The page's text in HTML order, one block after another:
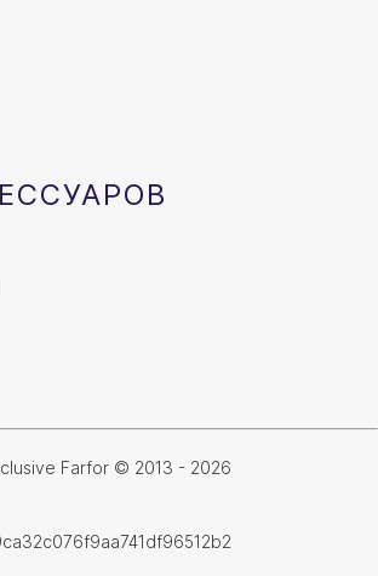
Farfor © 2013 - 2026